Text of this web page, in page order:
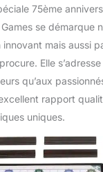
75ème
se démarque
innovant mais aussi
Elle
qu’aux
rapport
uniques.